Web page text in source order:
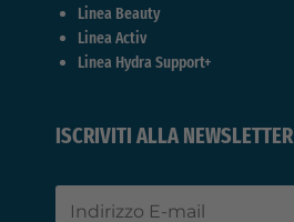
Linea Beauty
Linea Activ
Linea Hydra Support+
ISCRIVITI ALLA NEWSLETTER